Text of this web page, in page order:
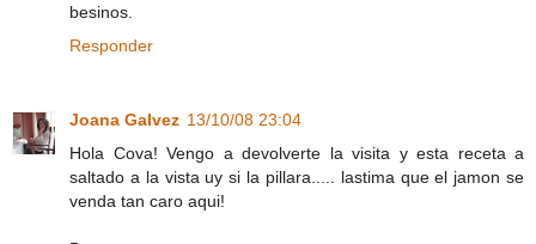
besinos.
Responder
Joana Galvez 13/10/08 23:04
Hola Cova! Vengo a devolverte la visita y esta receta a
saltado a la vista uy si la pillara..... lastima que el jamon se
venda tan caro aqui!